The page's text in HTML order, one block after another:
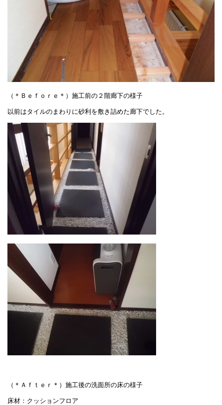
（＊Ｂｅｆｏｒｅ＊）施工前の２階廊下の様子
以前はタイルのまわりに砂利を敷き詰めた廊下でした。
（＊Ａｆｔｅｒ＊）施工後の洗面所の床の様子
床材：クッションフロア